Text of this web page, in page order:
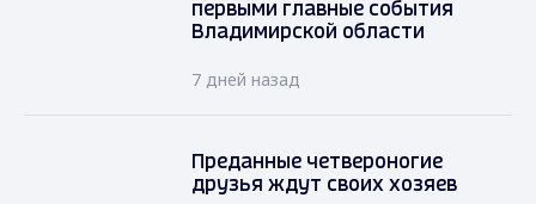
первыми главные события
Владимирской области
7 дней назад
Преданные четвероногие
друзья ждут своих хозяев